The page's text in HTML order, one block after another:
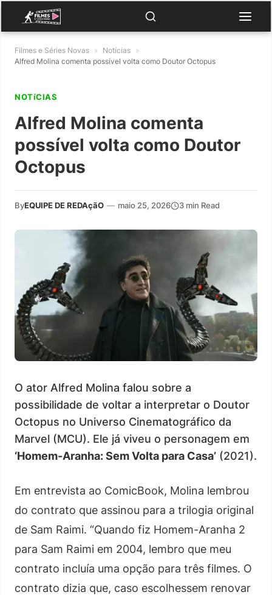
Filmes e Séries Novas » Notícias »
Alfred Molina comenta possível volta como Doutor Octopus
NOTíCIAS
Alfred Molina comenta
possível volta como Doutor
Octopus
ByEQUIPE DE REDAçãO — maio 25, 2026 3 min Read
O ator Alfred Molina falou sobre a
possibilidade de voltar a interpretar o Doutor
Octopus no Universo Cinematográfico da
Marvel (MCU). Ele já viveu o personagem em
‘Homem-Aranha: Sem Volta para Casa’ (2021).
Em entrevista ao ComicBook, Molina lembrou
do contrato que assinou para a trilogia original
de Sam Raimi. “Quando fiz Homem-Aranha 2
para Sam Raimi em 2004, lembro que meu
contrato incluía uma opção para três filmes. O
contrato dizia que, caso escolhessem renovar